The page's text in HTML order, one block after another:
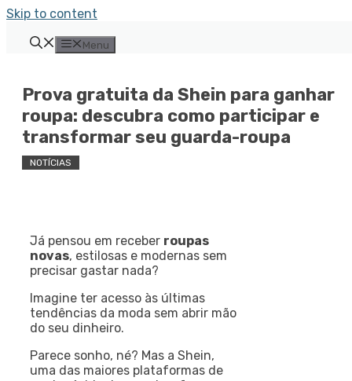
Skip to content
Menu
Prova gratuita da Shein para ganhar
roupa: descubra como participar e
transformar seu guarda-roupa
NOTÍCIAS
Já pensou em receber roupas
novas, estilosas e modernas sem
precisar gastar nada?
Imagine ter acesso às últimas
tendências da moda sem abrir mão
do seu dinheiro.
Parece sonho, né? Mas a Shein,
uma das maiores plataformas de